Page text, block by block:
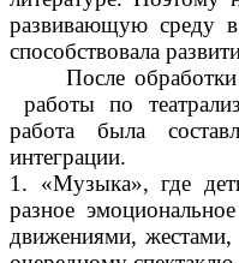
развивающую среду
способствовала
После
работы по
работа была
интеграции.
1. «Музыка», где
разное
движениями,